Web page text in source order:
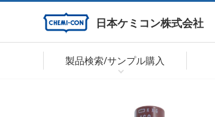
日本ケミコン株式会社
製品検索/サンプル購入